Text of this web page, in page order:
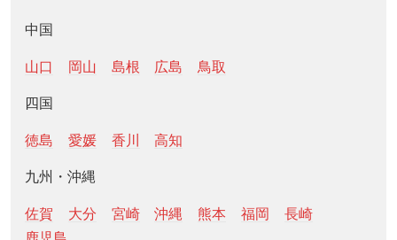
中国
山口 岡山 島根 広島 鳥取
四国
徳島 愛媛 香川 高知
九州・沖縄
佐賀 大分 宮崎 沖縄 熊本 福岡
長崎